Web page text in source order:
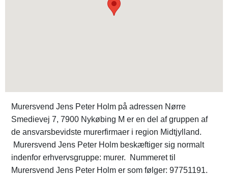
Murersvend Jens Peter Holm på adressen Nørre
Smedievej 7, 7900 Nykøbing M er en del af gruppen af
de ansvarsbevidste murerfirmaer i region Midtjylland.
Murersvend Jens Peter Holm beskæftiger sig normalt
indenfor erhvervsgruppe: murer. Nummeret til
Murersvend Jens Peter Holm er som følger: 97751191.